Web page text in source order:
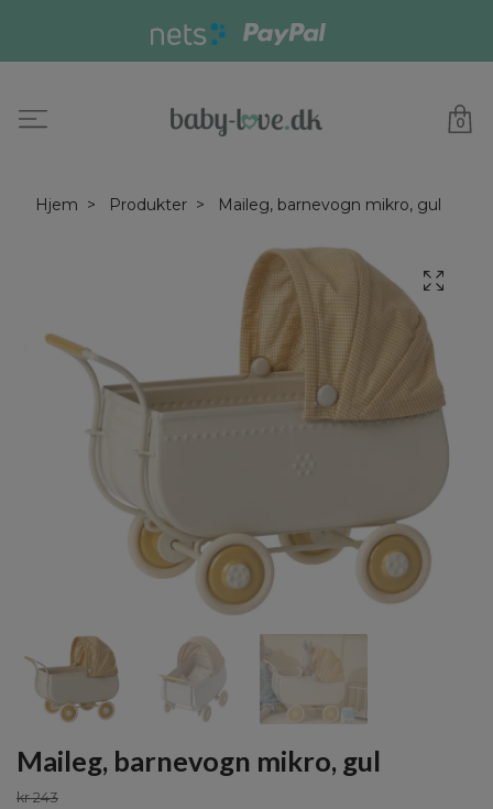
0
Hjem Produkter Maileg, barnevogn mikro, gul
Maileg, barnevogn mikro, gul
kr 243